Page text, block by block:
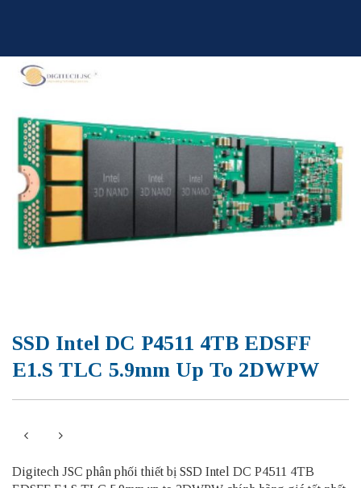
SSD Intel DC P4511 4TB EDSFF
E1.S TLC 5.9mm Up To 2DWPW
Digitech JSC phân phối thiết bị SSD Intel DC P4511 4TB